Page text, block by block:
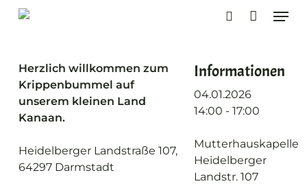
Skip
Herzlich willkommen zum
Krippenbummel auf
unserem kleinen Land
Kanaan.
Heidelberger Landstraße 107,
64297 Darmstadt
Informationen
04.01.2026
14:00 - 17:00
Mutterhauskapelle
Heidelberger
Landstr. 107